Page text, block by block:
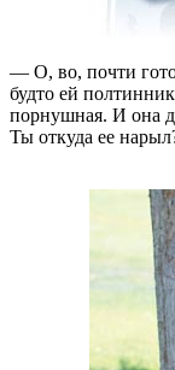
— О, во, почти
будто ей
порнушная. И она
Ты откуда ее